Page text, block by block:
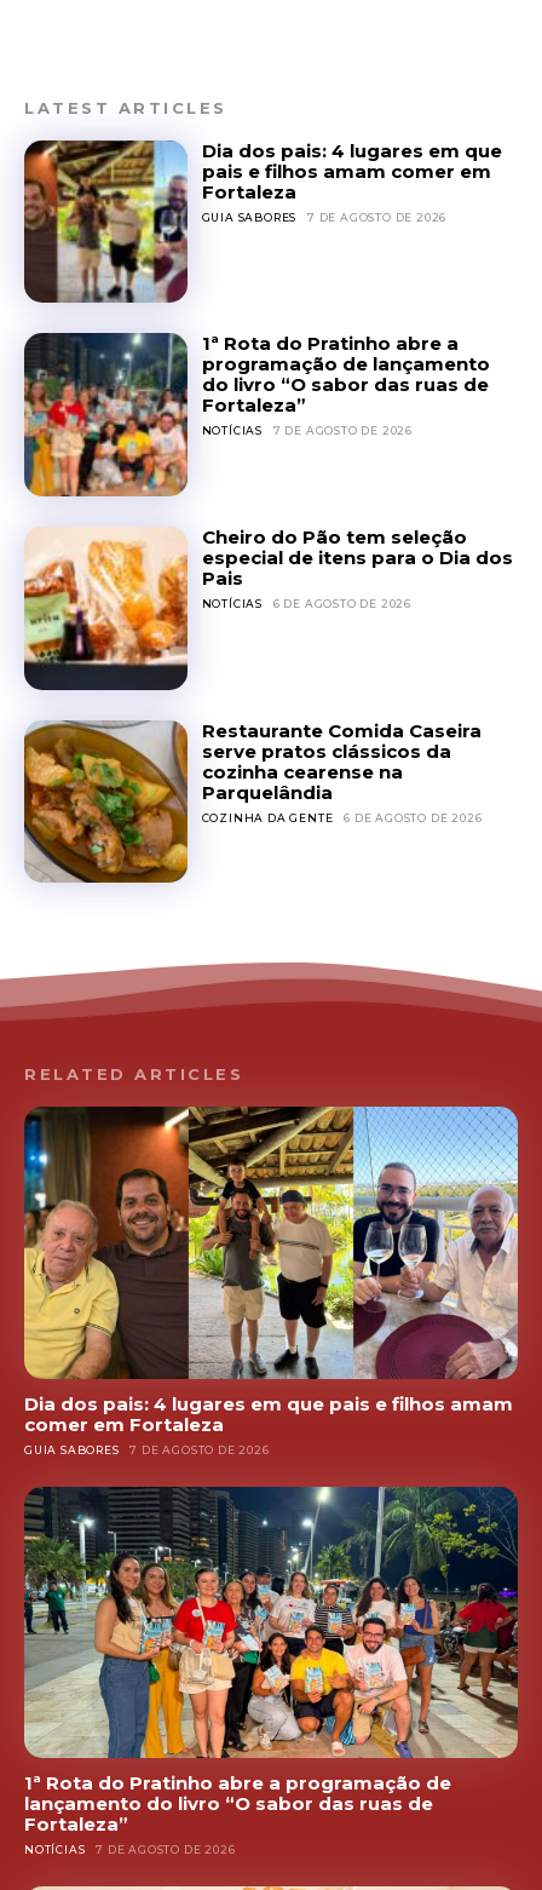
LATEST ARTICLES
Dia dos pais: 4 lugares em que
pais e filhos amam comer em
Fortaleza
GUIA SABORES 7 DE AGOSTO DE 2026
1ª Rota do Pratinho abre a
programação de lançamento
do livro “O sabor das ruas de
Fortaleza”
NOTÍCIAS 7 DE AGOSTO DE 2026
Cheiro do Pão tem seleção
especial de itens para o Dia dos
Pais
NOTÍCIAS 6 DE AGOSTO DE 2026
Restaurante Comida Caseira
serve pratos clássicos da
cozinha cearense na
Parquelândia
COZINHA DA GENTE 6 DE AGOSTO DE 2026
RELATED ARTICLES
Dia dos pais: 4 lugares em que pais e filhos amam
comer em Fortaleza
GUIA SABORES 7 DE AGOSTO DE 2026
1ª Rota do Pratinho abre a programação de
lançamento do livro “O sabor das ruas de
Fortaleza”
NOTÍCIAS 7 DE AGOSTO DE 2026